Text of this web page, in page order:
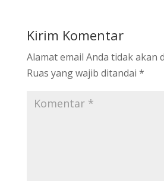
Kirim Komentar
Alamat email Anda tidak akan
Ruas yang wajib ditandai *